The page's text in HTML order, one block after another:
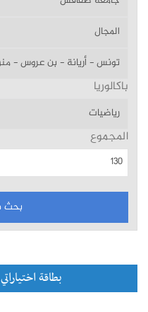
باكالوريا
المجموع
بطاقة اختياراتي